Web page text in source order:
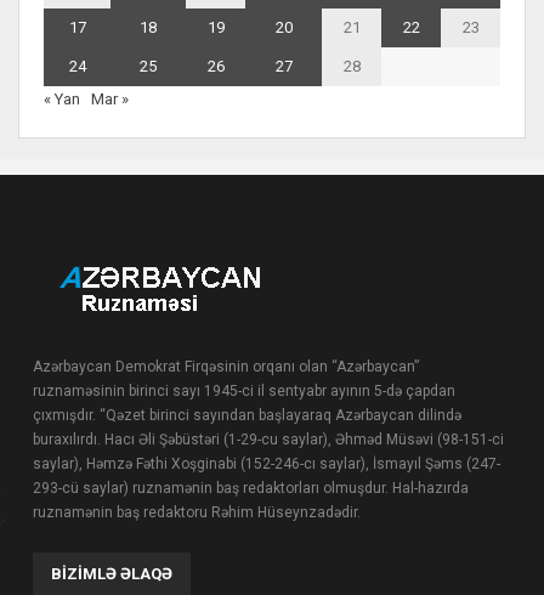
17 18 19 20 21 22 23
24 25 26 27
28
« Yan
Mar »
Azərbaycan Demokrat Firqəsinin orqanı olan “Azərbaycan”
ruznaməsinin birinci sayı 1945-ci il sentyabr ayının 5-də çapdan
çıxmışdır. “Qəzet birinci sayından başlayaraq Azərbaycan dilində
buraxılırdı. Hacı Əli Şəbüstəri (1-29-cu saylar), Əhməd Müsəvi (98-151-ci
saylar), Həmzə Fəthi Xoşginabi (152-246-cı saylar), İsmayıl Şəms (247-
293-cü saylar) ruznamənin baş redaktorları olmuşdur. Hal-hazırda
ruznamənin baş redaktoru Rəhim Hüseynzadədir.
BIZIMLƏ ƏLAQƏ